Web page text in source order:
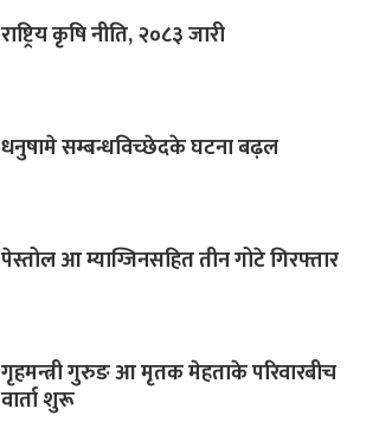
राष्ट्रिय कृषि नीति, २०८३ जारी
धनुषामे सम्बन्धविच्छेदके घटना बढ़ल
पेस्तोल आ म्याग्जिनसहित तीन गोटे गिरफ्तार
गृहमन्त्री गुरुङ आ मृतक मेहताके परिवारबीच
वार्ता शुरू